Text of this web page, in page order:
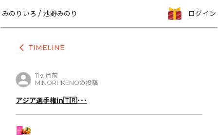
みのりいろ / 池野みのり ログイン
arrow_back_ios TIMELINE
11ヶ月前
MINORI IKENOの投稿
アジア選手権in🇹🇷･･･